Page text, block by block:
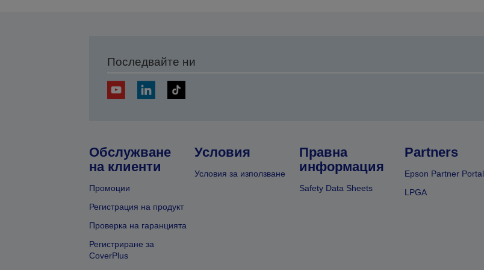
Последвайте ни
Обслужване
на клиенти
Промоции
Регистрация на продукт
Проверка на гаранцията
Регистриране за
CoverPlus
Условия
Условия за използване
Правна
информация
Safety Data Sheets
Partners
Epson Partner Portal
LPGA